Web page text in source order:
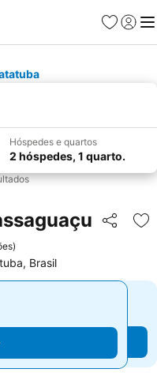
Favoritos
Iniciar
Hóspedes e quartos
2 hóspedes, 1 quarto.
Partilhar
)
Brasil